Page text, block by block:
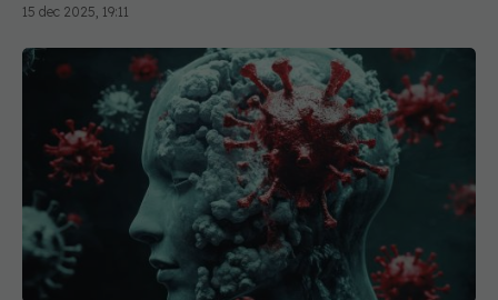
15 dec 2025, 19:11